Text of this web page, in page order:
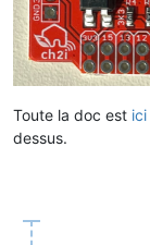
Toute la doc est ici
dessus.